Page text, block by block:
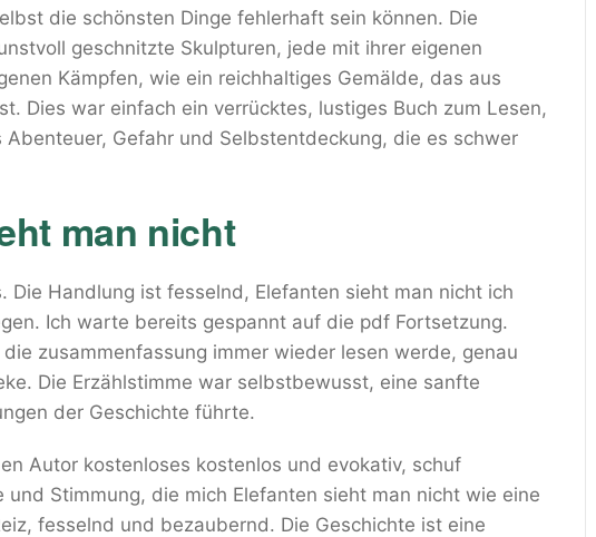
die schönsten Dinge fehlerhaft sein können. Die
geschnitzte Skulpturen, jede mit ihrer eigenen
Kämpfen, wie ein reichhaltiges Gemälde, das aus
Dies war einfach ein verrücktes, lustiges Buch zum Lesen,
Gefahr und Selbstentdeckung, die es schwer
man nicht
Die Handlung ist fesselnd, Elefanten sieht man nicht ich
Ich warte bereits gespannt auf die pdf Fortsetzung.
zusammenfassung immer wieder lesen werde, genau
Die Erzählstimme war selbstbewusst, eine sanfte
der Geschichte führte.
Autor kostenloses kostenlos und evokativ, schuf
Stimmung, die mich Elefanten sieht man nicht wie eine
fesselnd und bezaubernd. Die Geschichte ist eine